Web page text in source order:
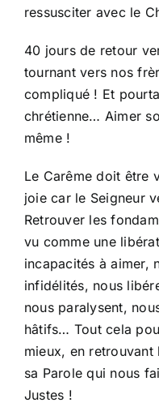
ressusciter avec le
40 jours de retour
tournant vers nos
compliqué ! Et
chrétienne… Aimer
même !
Le Carême doit être
joie car le Seigneur
Retrouver les
vu comme une
incapacités à aimer,
infidélités, nous
nous paralysent,
hâtifs… Tout cela
mieux, en retrouvant
sa Parole qui nous
Justes !